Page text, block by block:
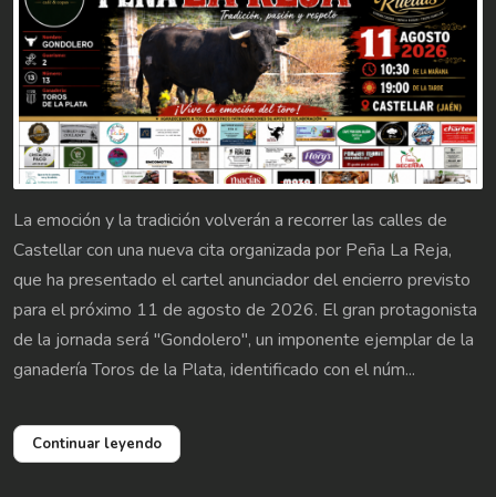
La emoción y la tradición volverán a recorrer las calles de
Castellar con una nueva cita organizada por Peña La Reja,
que ha presentado el cartel anunciador del encierro previsto
para el próximo 11 de agosto de 2026. El gran protagonista
de la jornada será "Gondolero", un imponente ejemplar de la
ganadería Toros de la Plata, identificado con el núm...
Continuar leyendo